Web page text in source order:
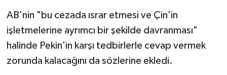
AB'nin "bu cezada ısrar etmesi ve Çin'in
işletmelerine ayrımcı bir şekilde davranması"
halinde Pekin'in karşı tedbirlerle cevap vermek
zorunda kalacağını da sözlerine ekledi.